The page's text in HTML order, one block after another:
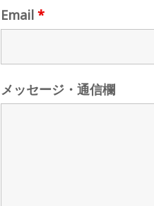
Email *
メッセージ・通信欄